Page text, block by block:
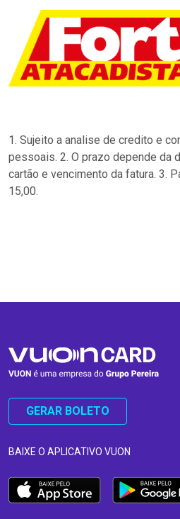
1. Sujeito a analise de credito e
pessoais. 2. O prazo depende da
cartão e vencimento da fatura. 3.
15,00.
GERAR BOLETO
BAIXE O APLICATIVO VUON